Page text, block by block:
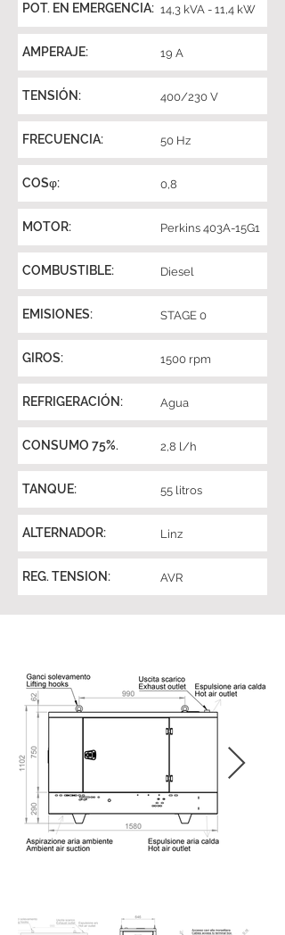
POT. EN EMERGENCIA: 14,3 kVA - 11,4 kW
AMPERAJE: 19 A
TENSIÓN: 400/230 V
FRECUENCIA: 50 Hz
COSφ: 0,8
MOTOR: Perkins 403A-15G1
COMBUSTIBLE: Diesel
EMISIONES: STAGE 0
GIROS: 1500 rpm
REFRIGERACIÓN: Agua
CONSUMO 75%. 2,8 l/h
TANQUE: 55 litros
ALTERNADOR: Linz
REG. TENSION: AVR